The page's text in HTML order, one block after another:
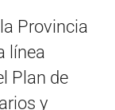
Provincia
línea
Plan de
y